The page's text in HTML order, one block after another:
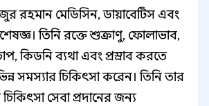
রহমান মেডিসিন, ডায়াবেটিস এবং
তিনি রক্তে শুক্রাণু, ফোলাভাব,
কিডনি ব্যথা এবং প্রস্রাব করতে
সমস্যার চিকিৎসা করেন। তিনি তার
সেবা প্রদানের জন্য